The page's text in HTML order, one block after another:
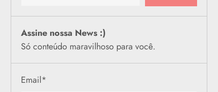
Assine nossa News :)
Só conteúdo maravilhoso para você.
Email*